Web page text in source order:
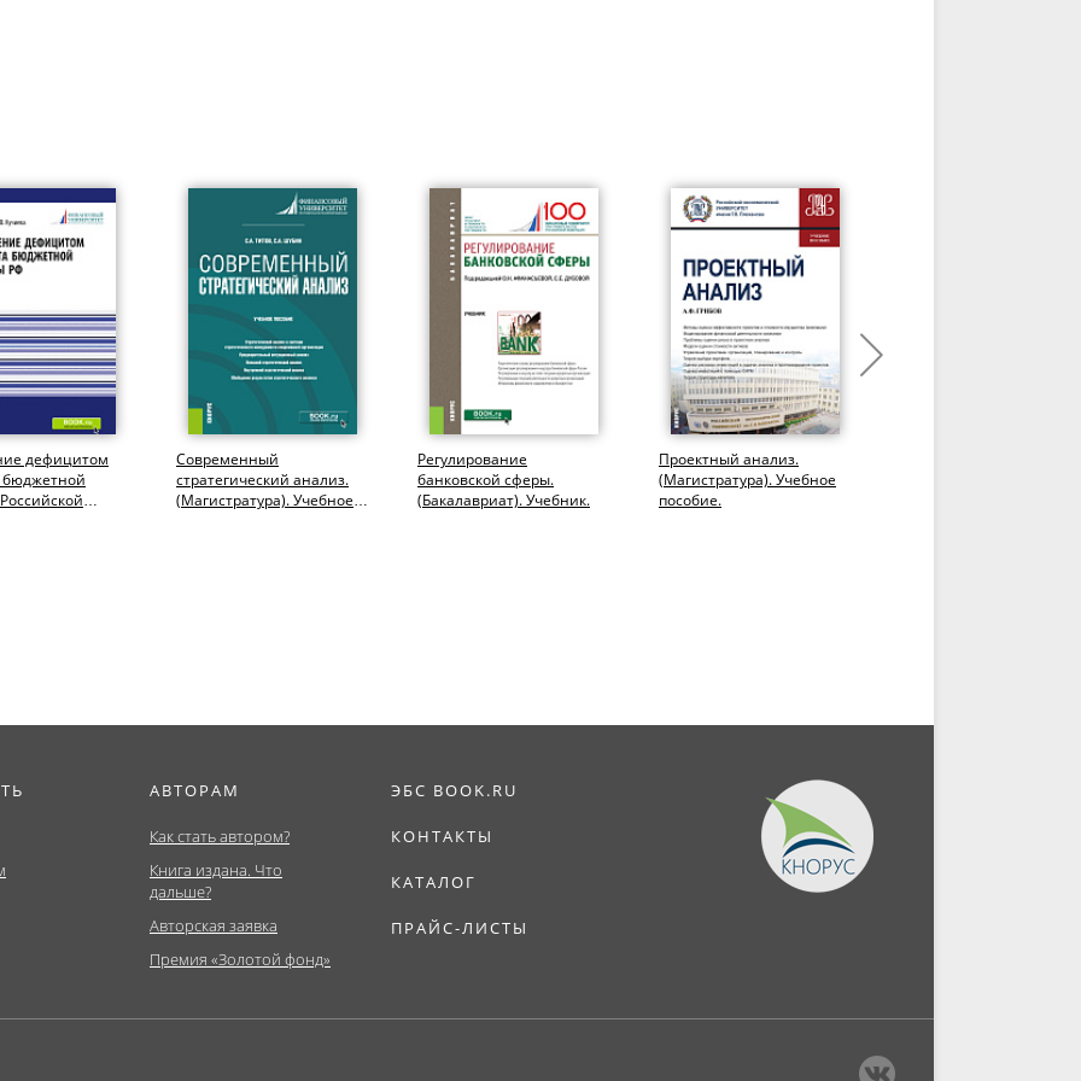
дефицитом
Современный
стратегический анализ.
(Магистратура). Учебное
Регулирование
банковской сферы.
(Бакалавриат). Учебник.
Проектный анализ.
(Магистратура). Учебное
пособие.
АВТОРАМ
Как стать автором?
Книга издана. Что
дальше?
Авторская заявка
Премия «Золотой фонд»
ЭБС BOOK.RU
КОНТАКТЫ
КАТАЛОГ
ПРАЙС-ЛИСТЫ